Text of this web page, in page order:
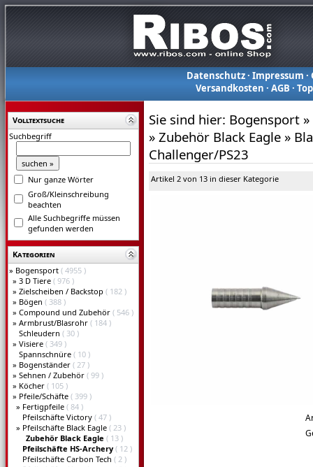
Datenschutz· Impressum ·
Versandkosten ·AGB ·
Volltextsuche
Suchbegriff
Nur ganze Wörter
Groß/Kleinschreibung
beachten
Alle Suchbegriffe müssen
gefunden werden
Kategorien
» Bogensport ( 4955 )
» 3 D Tiere ( 976 )
» Zielscheiben / Backstop ( 182 )
» Bögen ( 388 )
» Compound und Zubehör ( 546 )
» Armbrust/Blasrohr ( 184 )
Schleudern ( 30 )
» Visiere ( 349 )
Spannschnüre ( 10 )
» Bogenständer ( 27 )
» Sehnen / Zubehör ( 99 )
» Köcher ( 105 )
» Pfeile/Schäfte ( 399 )
» Fertigpfeile ( 84 )
Pfeilschäfte Victory ( 47 )
» Pfeilschäfte Black Eagle ( 23 )
Zubehör Black Eagle ( 13 )
Pfeilschäfte HS-Archery ( 12 )
Pfeilschäfte Carbon Tech ( 2 )
Sie sind hier: Bogensport »
» Zubehör Black Eagle »
Challenger/PS23
Artikel 2 von 13 in dieser Kategorie